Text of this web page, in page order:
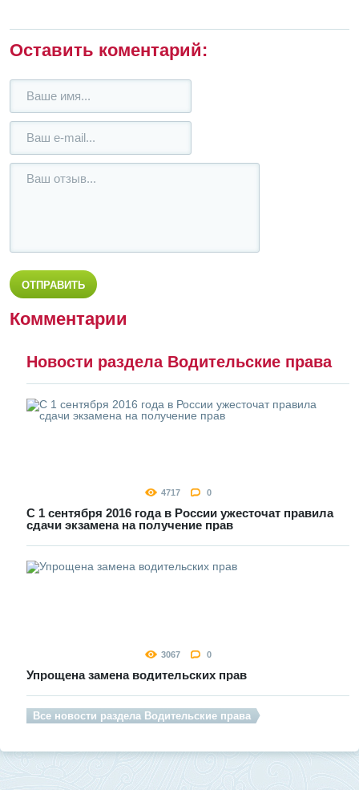
Оставить коментарий:
Комментарии
Новости раздела Водительские права
4717 0
С 1 сентября 2016 года в России ужесточат правила
сдачи экзамена на получение прав
3067 0
Упрощена замена водительских прав
Все новости раздела Водительские права